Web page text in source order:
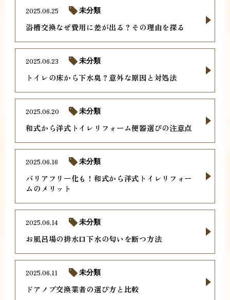
浴槽交換なぜ費用に差が出る？その理由を探る
2025.06.25 未分類
トイレの床から下水臭？意外な原因と対処法
2025.06.23 未分類
和式から洋式トイレリフォーム便器選びの注意点
2025.06.20 未分類
バリアフリー化も！和式から洋式トイレリフォー
ムのメリット
2025.06.16 未分類
お風呂場の排水口下水の匂いを断つ方法
2025.06.14 未分類
ドアノブ交換業者の選び方と比較
2025.06.11 未分類